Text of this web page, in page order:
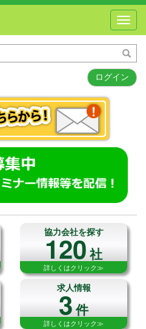
ログイン
協力会社を探す
120社
詳しくはクリック≫
求人情報
3件
詳しくはクリック≫